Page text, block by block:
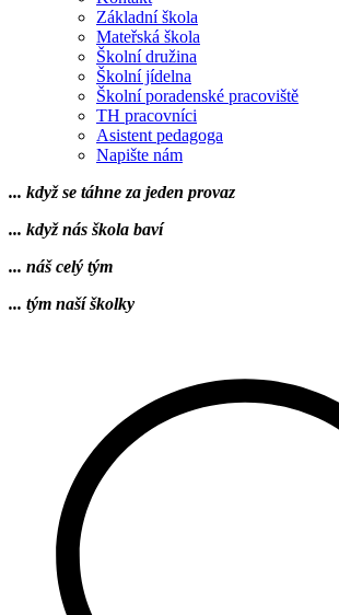
Základní škola
Mateřská škola
Školní družina
Školní jídelna
Školní poradenské pracoviště
TH pracovníci
Asistent pedagoga
Napište nám
... když se táhne za jeden provaz
... když nás škola baví
... náš celý tým
... tým naší školky